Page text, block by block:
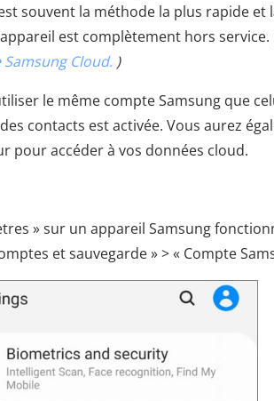
souvent la méthode la plus rapide et
est complètement hors service.
Cloud. )
le même compte Samsung que
contacts est activée. Vous aurez
pour accéder à vos données cloud.
» sur un appareil Samsung
et sauvegarde » > « Compte